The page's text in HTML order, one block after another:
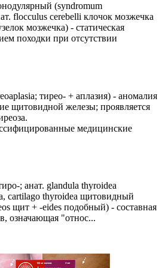
(syndromum
flocculus cerebelli клочок мозжечка
мозжечка) - статическая
походки при отсутствии
тирео- + аплазия) - аномалия
щитовидной железы; проявляется
медицинские
; анат. glandula thyroidea
cartilago thyroidea щитовидный
щит + -eides подобный) - составная
означающая "относ...